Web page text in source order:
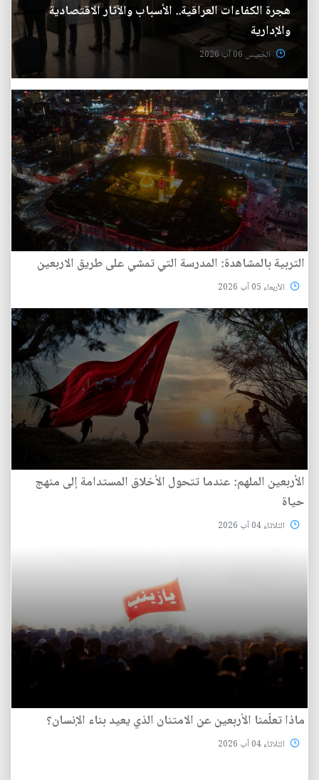
هجرة الكفاءات العراقية.. الأسباب والآثار الاقتصادية
والإدارية
الخميس 06 آب 2026
التربية بالمشاهدة: المدرسة التي تمشي على طريق الاربعين
الأربعاء 05 آب 2026
الأربعين الملهم: عندما تتحول الأخلاق المستدامة إلى منهج
حياة
الثلاثاء 04 آب 2026
ماذا تعلّمنا الأربعين عن الامتنان الذي يعيد بناء الإنسان؟
الثلاثاء 04 آب 2026